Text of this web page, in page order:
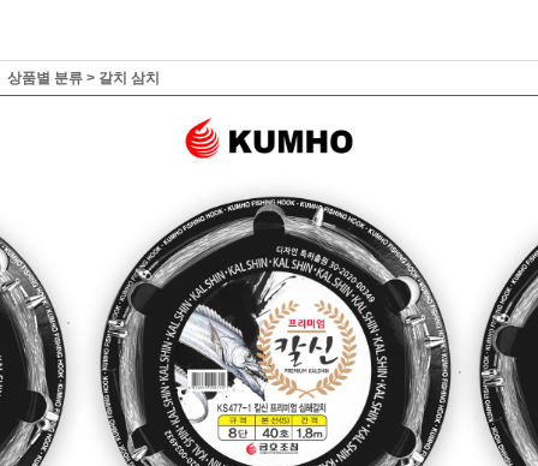
상품별 분류 > 갈치 삼치